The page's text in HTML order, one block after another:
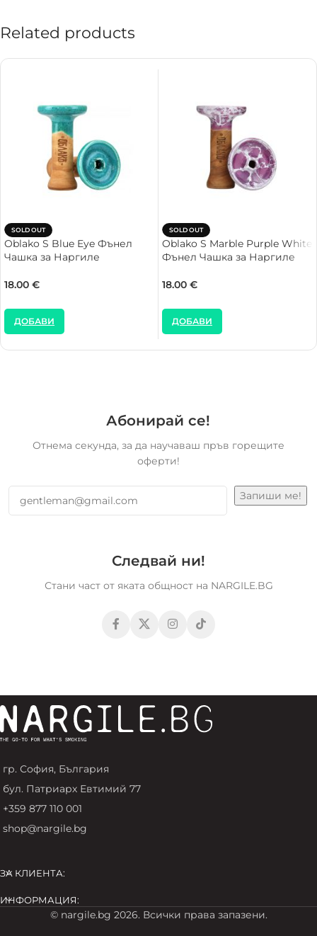
Related products
SOLD OUT
Oblako S Blue Eye Фънел
Чашка за Наргиле
18.00 €
ДОБАВИ
SOLD OUT
Oblako S Marble Purple White
Фънел Чашка за Наргиле
18.00 €
ДОБАВИ
Абонирай се!
Отнема секунда, за да научаваш пръв горещите
оферти!
Следвай ни!
Стани част от яката общност на NARGILE.BG
гр. София, България
бул. Патриарх Евтимий 77
+359 877 110 001
shop@nargile.bg
ЗА КЛИЕНТА:
ИНФОРМАЦИЯ:
© nargile.bg 2026. Всички права запазени.